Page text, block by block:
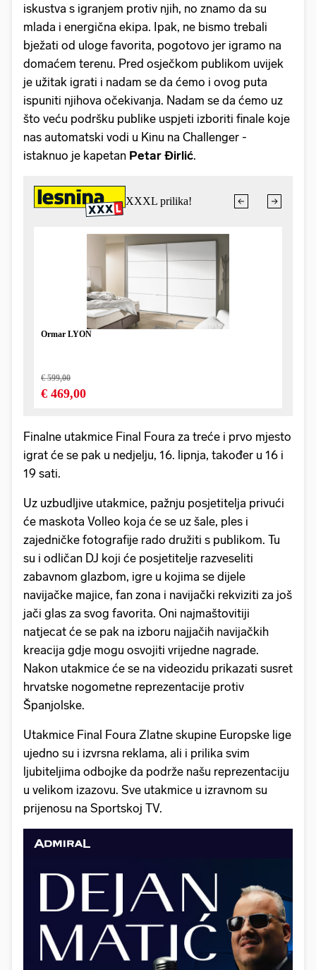
iskustva s igranjem protiv njih, no znamo da su
mlada i energična ekipa. Ipak, ne bismo trebali
bježati od uloge favorita, pogotovo jer igramo na
domaćem terenu. Pred osječkom publikom uvijek
je užitak igrati i nadam se da ćemo i ovog puta
ispuniti njihova očekivanja. Nadam se da ćemo uz
što veću podršku publike uspjeti izboriti finale koje
nas automatski vodi u Kinu na Challenger -
istaknuo je kapetan Petar Đirlić.
Finalne utakmice Final Foura za treće i prvo mjesto
igrat će se pak u nedjelju, 16. lipnja, također u 16 i
19 sati.
Uz uzbudljive utakmice, pažnju posjetitelja privući
će maskota Volleo koja će se uz šale, ples i
zajedničke fotografije rado družiti s publikom. Tu
su i odličan DJ koji će posjetitelje razveseliti
zabavnom glazbom, igre u kojima se dijele
navijačke majice, fan zona i navijački rekviziti za još
jači glas za svog favorita. Oni najmaštovitiji
natjecat će se pak na izboru najjačih navijačkih
kreacija gdje mogu osvojiti vrijedne nagrade.
Nakon utakmice će se na videozidu prikazati susret
hrvatske nogometne reprezentacije protiv
Španjolske.
Utakmice Final Foura Zlatne skupine Europske lige
ujedno su i izvrsna reklama, ali i prilika svim
ljubiteljima odbojke da podrže našu reprezentaciju
u velikom izazovu. Sve utakmice u izravnom su
prijenosu na Sportskoj TV.